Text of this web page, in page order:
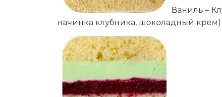
Ваниль –
начинка клубника, шоколадный крем)